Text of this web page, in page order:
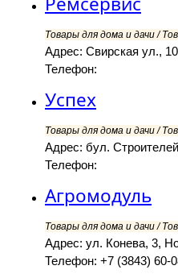
Товары для дома и дачи /
Адрес: Свирская ул.,
Телефон:
Успех
Товары для дома и дачи /
Адрес: бул.
Телефон:
Агромодуль
Товары для дома и дачи /
Адрес: ул. Конева, 3,
Телефон: +7 (3843) 60-